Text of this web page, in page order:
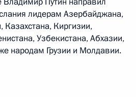
лидерам Азербайджана,
Киргизии,
Узбекистана, Абхазии,
народам Грузии и Молдавии.